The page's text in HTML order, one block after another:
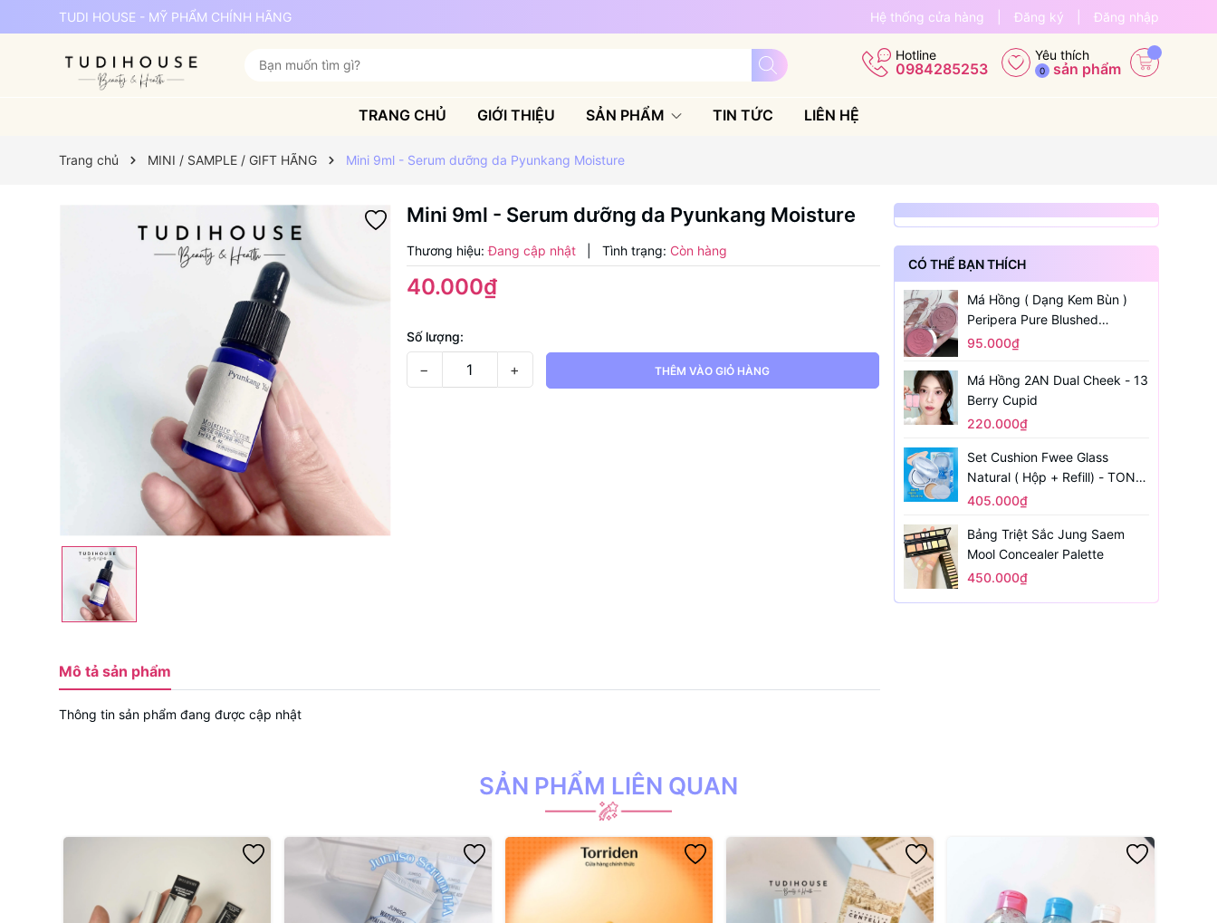
TUDI HOUSE - MỸ PHẨM CHÍNH HÃNG Hệ thống cửa hàng Đăng ký Đăng nhập
Hotline
0984285253
Yêu thích
0 sản phẩm
TRANG CHỦ GIỚI THIỆU SẢN PHẨM TIN TỨC LIÊN HỆ
Trang chủ MINI / SAMPLE / GIFT HÃNG Mini 9ml - Serum dưỡng da Pyunkang Moisture
Mini 9ml - Serum dưỡng da Pyunkang Moisture
Thương hiệu: Đang cập nhật Tình trạng: Còn hàng
40.000₫
Số lượng:
− + THÊM VÀO GIỎ HÀNG
Mô tả sản phẩm
Thông tin sản phẩm đang được cập nhật
CÓ THỂ BẠN THÍCH
Má Hồng ( Dạng Kem Bùn )
Peripera Pure Blushed
Sunshine Cheek
95.000₫
Má Hồng 2AN Dual Cheek - 13
Berry Cupid
220.000₫
Set Cushion Fwee Glass
Natural ( Hộp + Refill) - TONE
1.5
405.000₫
Bảng Triệt Sắc Jung Saem
Mool Concealer Palette
450.000₫
SẢN PHẨM LIÊN QUAN